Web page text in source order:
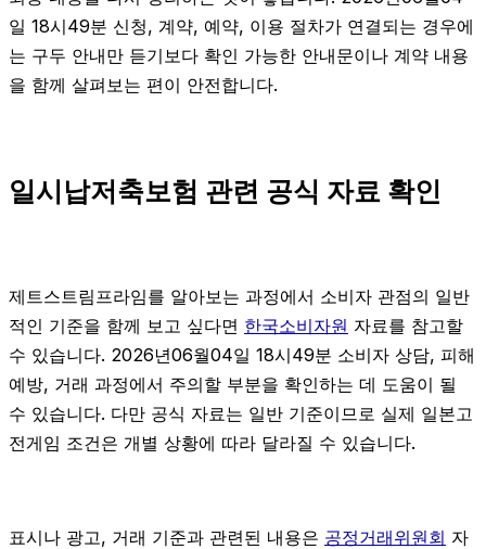
일 18시49분 신청, 계약, 예약, 이용 절차가 연결되는 경우에
는 구두 안내만 듣기보다 확인 가능한 안내문이나 계약 내용
을 함께 살펴보는 편이 안전합니다.
일시납저축보험 관련 공식 자료 확인
제트스트림프라임를 알아보는 과정에서 소비자 관점의 일반
적인 기준을 함께 보고 싶다면 한국소비자원 자료를 참고할
수 있습니다. 2026년06월04일 18시49분 소비자 상담, 피해
예방, 거래 과정에서 주의할 부분을 확인하는 데 도움이 될
수 있습니다. 다만 공식 자료는 일반 기준이므로 실제 일본고
전게임 조건은 개별 상황에 따라 달라질 수 있습니다.
표시나 광고, 거래 기준과 관련된 내용은 공정거래위원회 자